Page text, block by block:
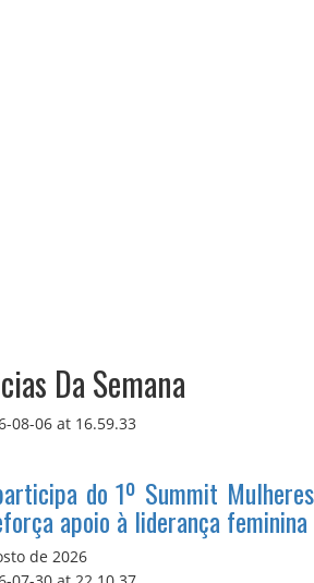
Da Semana
do 1º Summit Mulheres
apoio à liderança feminina
de 2026